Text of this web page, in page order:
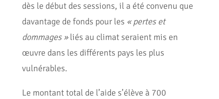
dès le début des sessions, il a été convenu que
davantage de fonds pour les « pertes et
dommages »liés au climat seraient mis en
œuvre dans les différents pays les plus
vulnérables.
Le montant total de l’aide s’élève à 700